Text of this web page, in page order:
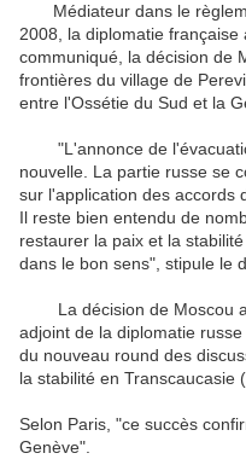
Médiateur dans le
2008, la diplomatie
communiqué, la décision de
frontières du village de
entre l'Ossétie du Sud et la
"L'annonce de
nouvelle. La partie russe se
sur l'application des accords
Il reste bien entendu de
restaurer la paix et la
dans le bon sens", stipule le
La décision de Moscou a
adjoint de la diplomatie
du nouveau round des
la stabilité en Transcaucasie
Selon Paris, "ce succès
Genève".